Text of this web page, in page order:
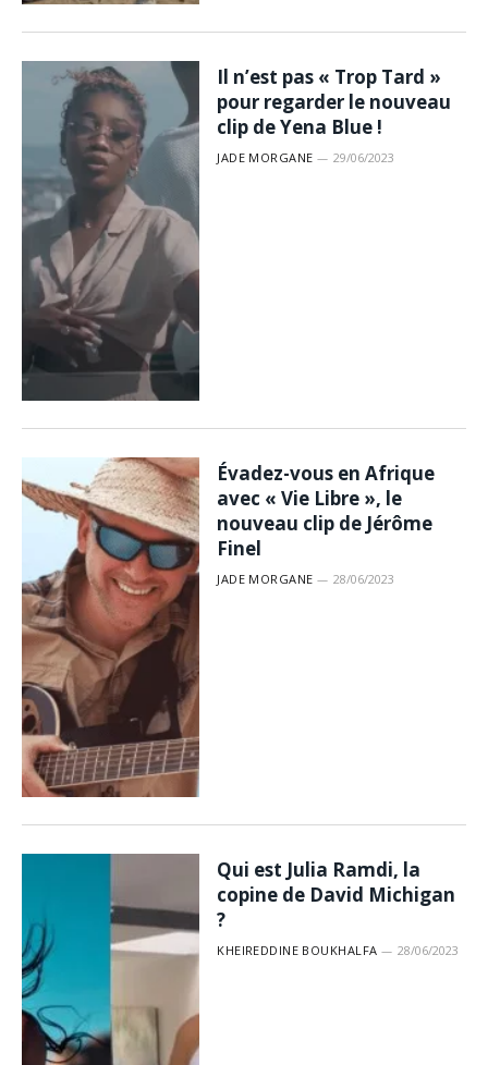
Il n’est pas « Trop Tard »
pour regarder le nouveau
clip de Yena Blue !
JADE MORGANE 29/06/2023
Évadez-vous en Afrique
avec « Vie Libre », le
nouveau clip de Jérôme
Finel
JADE MORGANE 28/06/2023
Qui est Julia Ramdi, la
copine de David Michigan
?
KHEIREDDINE BOUKHALFA 28/06/2023